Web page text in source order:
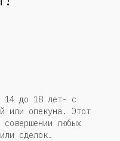
14 до 18 лет- с
или опекуна. Этот
любых
сделок.